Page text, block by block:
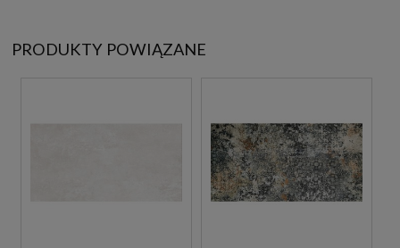
PRODUKTY POWIĄZANE